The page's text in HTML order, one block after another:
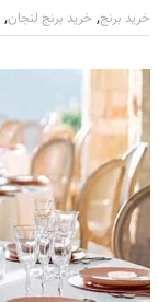
خرید برنج, خرید برنج لنجان,